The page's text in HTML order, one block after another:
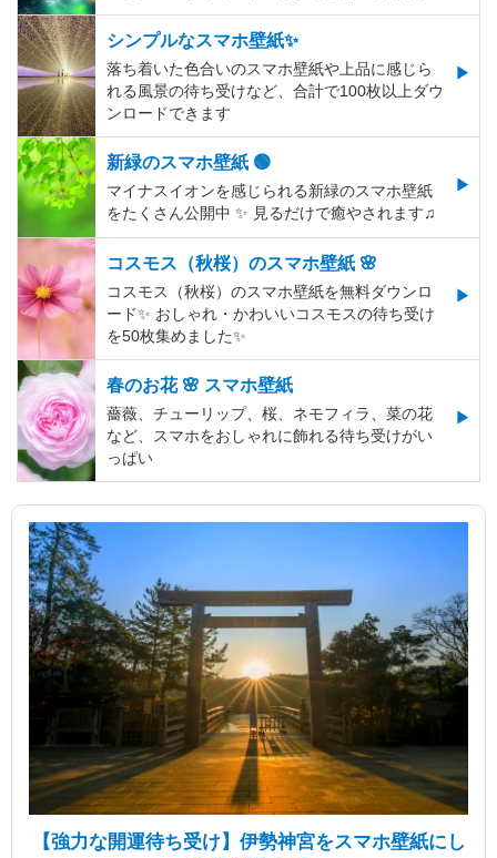
シンプルなスマホ壁紙✨
落ち着いた色合いのスマホ壁紙や上品に感じら
れる風景の待ち受けなど、合計で100枚以上ダウ
ンロードできます
新緑のスマホ壁紙 🟢
マイナスイオンを感じられる新緑のスマホ壁紙
をたくさん公開中 ✨ 見るだけで癒やされます♫
コスモス（秋桜）のスマホ壁紙 🌸
コスモス（秋桜）のスマホ壁紙を無料ダウンロ
ード✨️ おしゃれ・かわいいコスモスの待ち受け
を50枚集めました✨️
春のお花 🌸 スマホ壁紙
薔薇、チューリップ、桜、ネモフィラ、菜の花
など、スマホをおしゃれに飾れる待ち受けがい
っぱい
【強力な開運待ち受け】伊勢神宮をスマホ壁紙にし